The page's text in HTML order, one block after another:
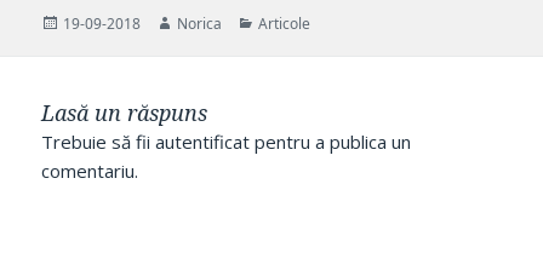
Publicat
19-09-2018 Autor
Norica Categorii
Articole
Lasă un răspuns
Trebuie să fiiautentificat pentru a publica un
comentariu.